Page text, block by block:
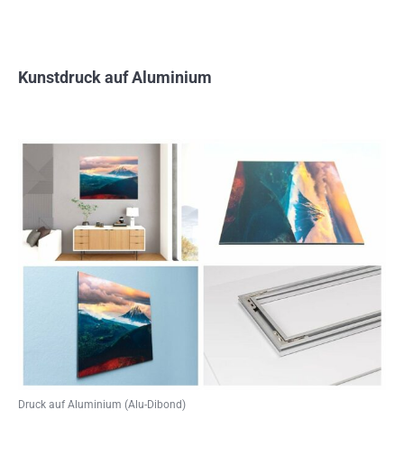
Kunstdruck auf Aluminium
Druck auf Aluminium (Alu-Dibond)